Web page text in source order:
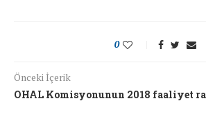
0
Önceki İçerik
OHAL Komisyonunun 2018 faaliyet